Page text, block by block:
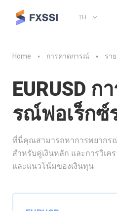
TH
Home การคาดการณ์ รา
EURUSD ก
รณ์ฟอเร็กซ์
ที่นี่คุณสามารถหาการพยากร
สำหรับคู่เงินหลัก และการวิเค
และแนวโน้มของเงินทุน